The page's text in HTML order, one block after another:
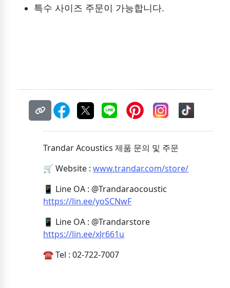
특수 사이즈 주문이 가능합니다.
Trandar Acoustics 제품 문의 및 주문
🛒 Website :www.trandar.com/store/
📱 Line OA : @Trandaraocoustic
https://lin.ee/yoSCNwF
📱 Line OA : @Trandarstore
https://lin.ee/xJr661u
☎️ Tel : 02-722-7007